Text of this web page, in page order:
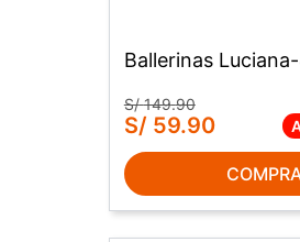
Ballerinas
S/ 149.90
S/ 59.90